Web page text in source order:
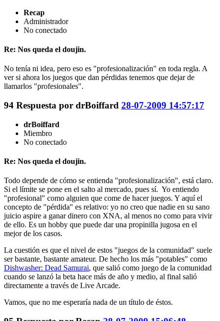
Recap
Administrador
No conectado
Re: Nos queda el doujin.
No tenía ni idea, pero eso es "profesionalización" en toda regla. A
ver si ahora los juegos que dan pérdidas tenemos que dejar de
llamarlos "profesionales".
94 Respuesta por drBoiffard 28-07-2009 14:57:17
drBoiffard
Miembro
No conectado
Re: Nos queda el doujin.
Todo depende de cómo se entienda "profesionalización", está claro.
Si el límite se pone en el salto al mercado, pues sí. Yo entiendo
"profesional" como alguien que come de hacer juegos. Y aquí el
concepto de "pérdida" es relativo: yo no creo que nadie en su sano
juicio aspire a ganar dinero con XNA, al menos no como para vivir
de ello. Es un hobby que puede dar una propinilla jugosa en el
mejor de los casos.
La cuestión es que el nivel de estos "juegos de la comunidad" suele
ser bastante, bastante amateur. De hecho los más "potables" como
Dishwasher: Dead Samurai, que salió como juego de la comunidad
cuando se lanzó la beta hace más de año y medio, al final salió
directamente a través de Live Arcade.
Vamos, que no me esperaría nada de un título de éstos.